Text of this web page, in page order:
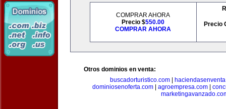
COMPRAR AHORA
Precio $550.00
COMPRAR AHORA
Precio
Otros dominios en venta:
buscadorturistico.com|
dominiosenoferta.com| agroempresa.com|